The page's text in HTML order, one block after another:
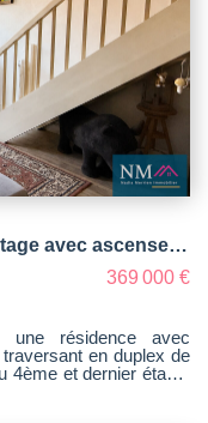
Appartement T4 duplex , Dernier étage avec ascenseur et grenier
369 000 €
résidence avec
en duplex de
4ème et dernier étage.